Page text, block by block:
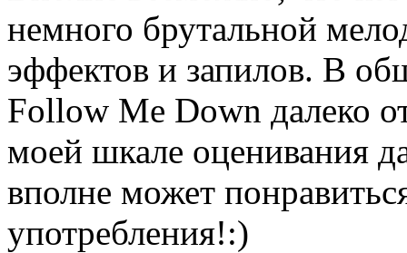
немного брутальной
эффектов и запилов. В
Follow Me Down далеко
моей шкале оценивания
вполне может
употребления!:)